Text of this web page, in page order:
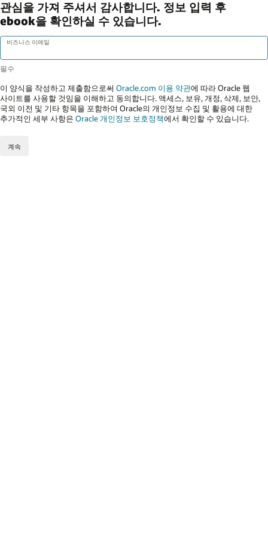
관심을 가져 주셔서 감사합니다. 정보 입력 후
ebook을 확인하실 수 있습니다.
비즈니스 이메일
이 양식을 작성하고 제출함으로써 Oracle.com 이용 약관에 따라 Oracle 웹
사이트를 사용할 것임을 이해하고 동의합니다. 액세스, 보유, 개정, 삭제, 보안,
국외 이전 및 기타 항목을 포함하여 Oracle의 개인정보 수집 및 활용에 대한
추가적인 세부 사항은 Oracle 개인정보 보호정책에서 확인할 수 있습니다.
계속